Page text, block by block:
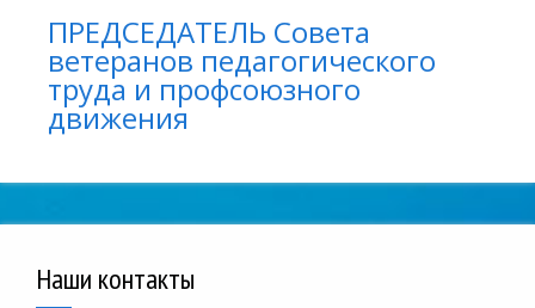
ПРЕДСЕДАТЕЛЬ Совета
ветеранов педагогического
труда и профсоюзного
движения
Наши контакты